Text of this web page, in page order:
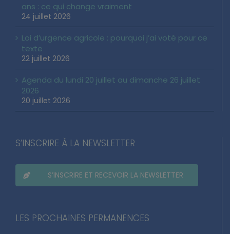
Les réseaux sociaux interdits aux moins de 15
ans : ce qui change vraiment
24 juillet 2026
Loi d’urgence agricole : pourquoi j’ai voté pour ce
texte
22 juillet 2026
Agenda du lundi 20 juillet au dimanche 26 juillet
2026
20 juillet 2026
S’INSCRIRE ET RECEVOIR LA NEWSLETTER